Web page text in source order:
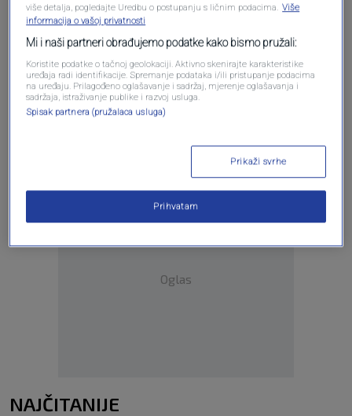
Oglas
Oglas
NAJČITANIJE
više detalja, pogledajte Uredbu o postupanju s ličnim podacima. Više
informacija o vašoj privatnosti
Mi i naši partneri obrađujemo podatke kako bismo pružali:
Koristite podatke o tačnoj geolokaciji. Aktivno skenirajte karakteristike
uređaja radi identifikacije. Spremanje podataka i/ili pristupanje podacima
na uređaju. Prilagođeno oglašavanje i sadržaj, mjerenje oglašavanja i
sadržaja, istraživanje publike i razvoj usluga.
Spisak partnera (pružalaca usluga)
Prikaži svrhe
Prihvatam